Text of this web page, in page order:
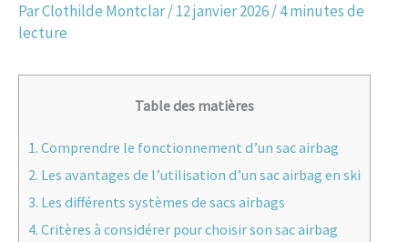
ParClothilde Montclar/12 janvier 2026/4 minutes de
lecture
Table des matières
1. Comprendre le fonctionnement d’un sac airbag
2. Les avantages de l’utilisation d’un sac airbag en ski
3. Les différents systèmes de sacs airbags
4. Critères à considérer pour choisir son sac airbag